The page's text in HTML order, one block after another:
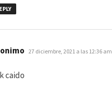
dice:
27 diciembre, 2021 a las 12:36 am
caido